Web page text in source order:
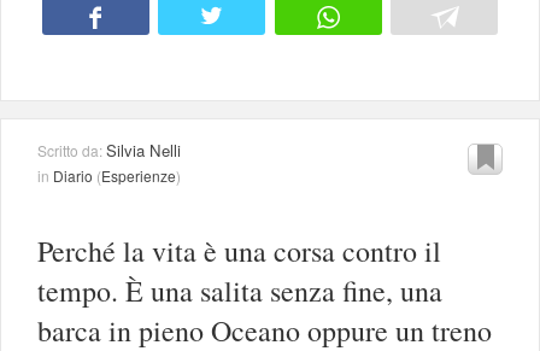
Scritto da:Silvia Nelli
in Diario (Esperienze)
Perché la vita è una corsa contro il
tempo. È una salita senza fine, una
barca in pieno Oceano oppure un treno